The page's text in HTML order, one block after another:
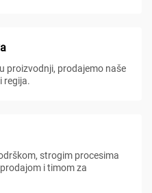
proizvodnji, prodajemo naše
regija.
strogim procesima
i timom za